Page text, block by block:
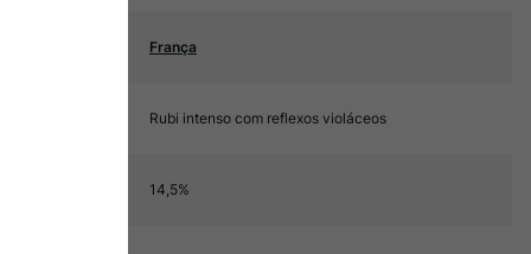
França
Rubi intenso com reflexos violáceos
14,5%